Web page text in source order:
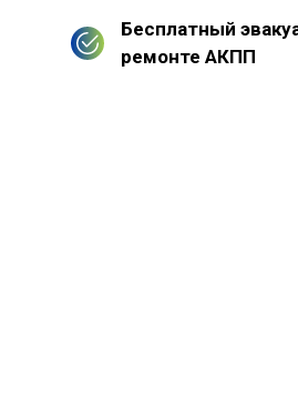
Бесплатный
ремонте АКПП